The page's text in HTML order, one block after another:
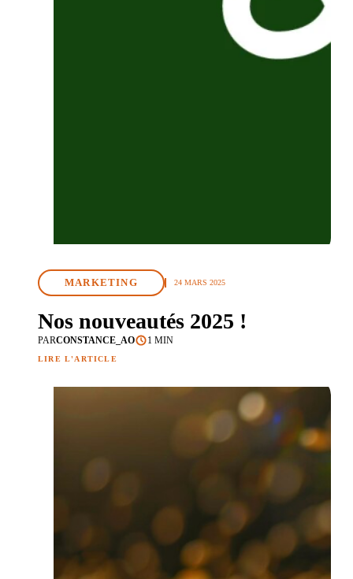
MARKETING 24 MARS 2025
Nos nouveautés 2025 !
PARCONSTANCE_AO 1 MIN
LIRE L'ARTICLE